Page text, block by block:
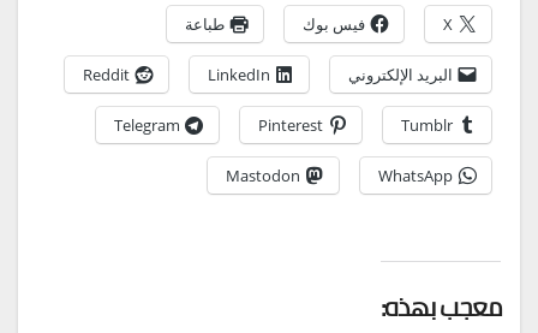
X فيس بوك طباعة
البريد الإلكتروني LinkedIn
Reddit
Tumblr
Pinterest
Telegram
WhatsApp
Mastodon
معجب بهذه: